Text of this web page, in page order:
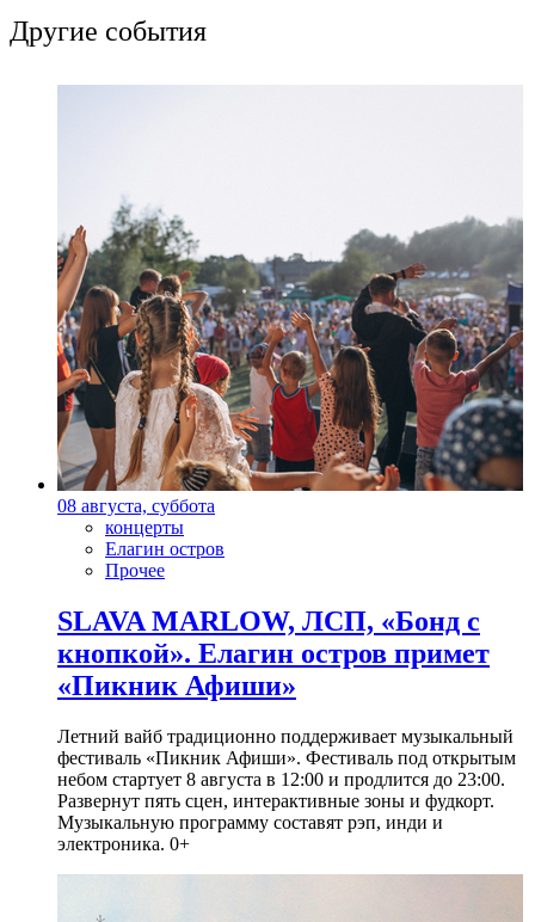
Другие события
08 августа, суббота
концерты
Елагин остров
Прочее
SLAVA MARLOW, ЛСП, «Бонд с
кнопкой». Елагин остров примет
«Пикник Афиши»
Летний вайб традиционно поддерживает музыкальный
фестиваль «Пикник Афиши». Фестиваль под открытым
небом стартует 8 августа в 12:00 и продлится до 23:00.
Развернут пять сцен, интерактивные зоны и фудкорт.
Музыкальную программу составят рэп, инди и
электроника. 0+